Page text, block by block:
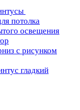
потолка
освещения
с рисунком
гладкий